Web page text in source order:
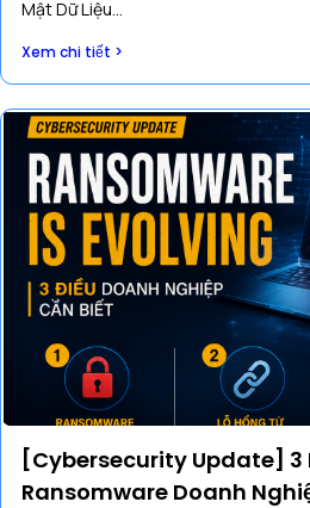
Mật Dữ Liệu...
Xem chi tiết >
[Cybersecurity Update] 3
Ransomware Doanh